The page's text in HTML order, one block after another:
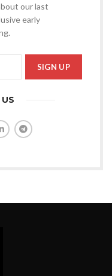
our last
early